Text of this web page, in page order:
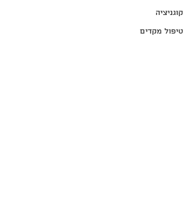
קוגניציה
טיפול מקדים